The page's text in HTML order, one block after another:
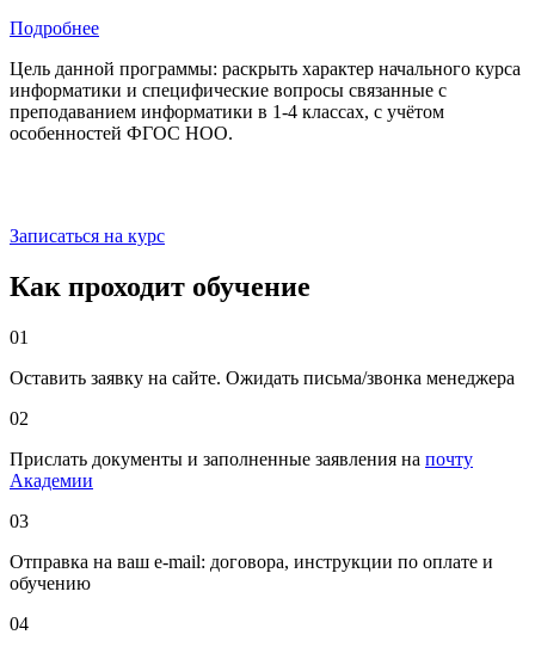
Подробнее
Цель данной программы: раскрыть характер начального курса
информатики и специфические вопросы связанные с
преподаванием информатики в 1-4 классах, с учётом
особенностей ФГОС НОО.
Записаться на курс
Как проходит обучение
01
Оставить заявку на сайте. Ожидать письма/звонка менеджера
02
Прислать документы и заполненные заявления на почту
Академии
03
Отправка на ваш e-mail: договора, инструкции по оплате и
обучению
04